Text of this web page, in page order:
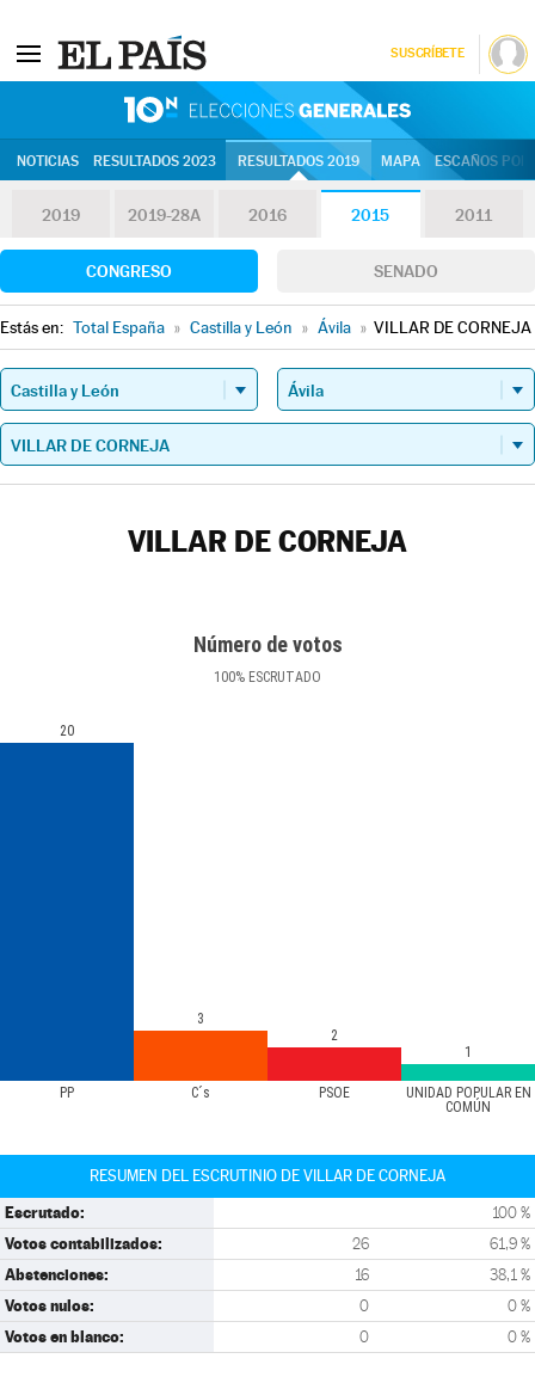
SUSCRÍBETE
NOTICIAS RESULTADOS 2023 RESULTADOS 2019 MAPA ESCAÑOS
2019 2019-28A 2016 2015 2011
CONGRESO SENADO
Estás en: Total España » Castilla y León » Ávila » VILLAR DE CORNEJA
VILLAR DE CORNEJA
Número de votos
100% ESCRUTADO
PP C´s PSOE
UNIDAD POPULAR EN
COMÚN
20
3
2
1
RESUMEN DEL ESCRUTINIO DE VILLAR DE CORNEJA
Escrutado: 100 %
Votos contabilizados: 26 61,9 %
Abstenciones: 16 38,1 %
Votos nulos: 0 0 %
Votos en blanco: 0 0 %